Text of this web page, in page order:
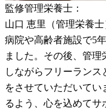
監修管理栄養士：
山口 恵里（管理栄養士
病院や高齢者施設で5
ました。その後、管
しながらフリーランス
をさせていただいて
るよう、心を込めてサ